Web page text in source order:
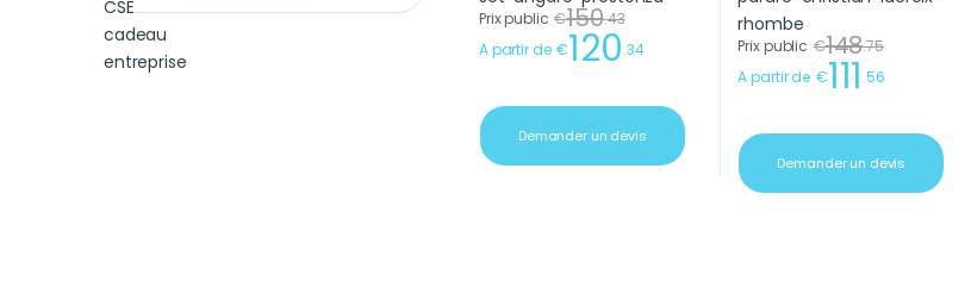
Prix public €150.43
A partir de €120.34
Demander un devis
Prix public €148.75
A partir de €111 .56
Demander un devis